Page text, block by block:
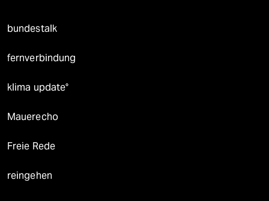
bundestalk
fernverbindung
klima update°
Mauerecho
Freie Rede
reingehen